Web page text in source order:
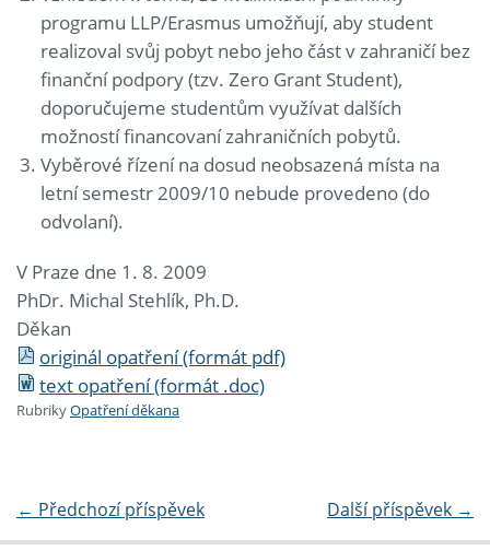
programu LLP/Erasmus umožňují, aby student
realizoval svůj pobyt nebo jeho část v zahraničí bez
finanční podpory (tzv. Zero Grant Student),
doporučujeme studentům využívat dalších
možností financovaní zahraničních pobytů.
Vyběrové řízení na dosud neobsazená místa na
letní semestr 2009/10 nebude provedeno (do
odvolaní).
V Praze dne 1. 8. 2009
PhDr. Michal Stehlík, Ph.D.
Děkan
originál opatření (formát pdf)
text opatření (formát .doc)
RubrikyOpatření děkana
← Předchozí příspěvek Další příspěvek →